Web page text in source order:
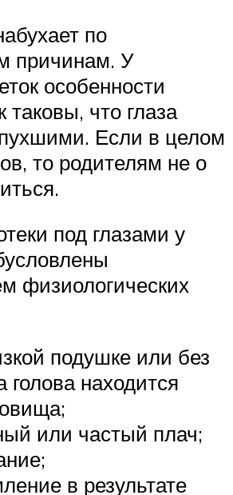
по
причинам. У
особенности
таковы, что глаза
Если в целом
то родителям не о
под глазами у
физиологических
подушке или без
голова находится
или частый плач;
в результате